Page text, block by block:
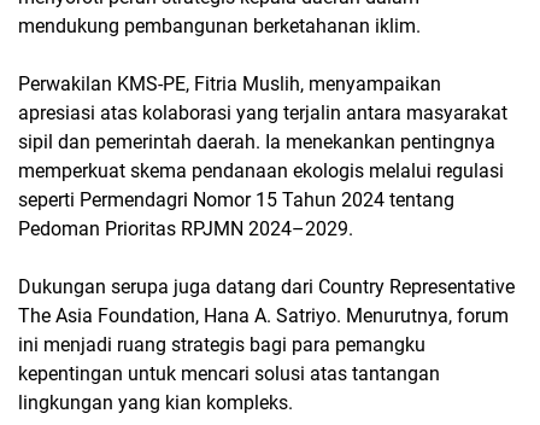
mendukung pembangunan berketahanan iklim.
Perwakilan KMS-PE, Fitria Muslih, menyampaikan
apresiasi atas kolaborasi yang terjalin antara masyarakat
sipil dan pemerintah daerah. Ia menekankan pentingnya
memperkuat skema pendanaan ekologis melalui regulasi
seperti Permendagri Nomor 15 Tahun 2024 tentang
Pedoman Prioritas RPJMN 2024–2029.
Dukungan serupa juga datang dari Country Representative
The Asia Foundation, Hana A. Satriyo. Menurutnya, forum
ini menjadi ruang strategis bagi para pemangku
kepentingan untuk mencari solusi atas tantangan
lingkungan yang kian kompleks.